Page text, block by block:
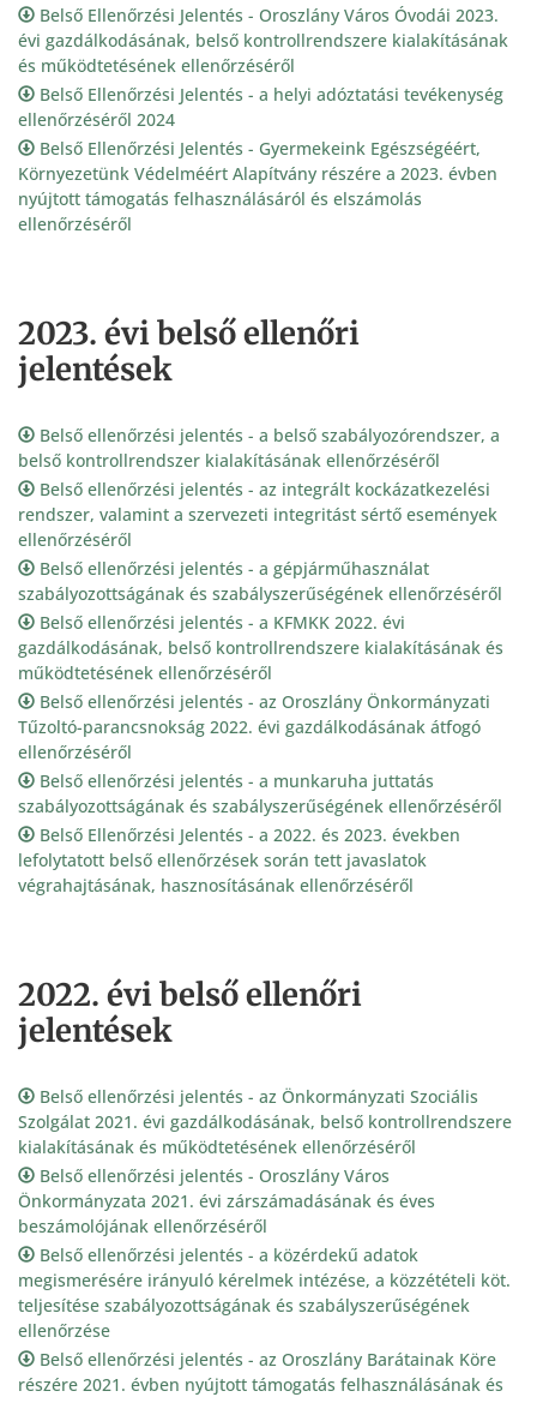
Belső Ellenőrzési Jelentés - Oroszlány Város Óvodái 2023.
évi gazdálkodásának, belső kontrollrendszere kialakításának
és működtetésének ellenőrzéséről
Belső Ellenőrzési Jelentés - a helyi adóztatási tevékenység
ellenőrzéséről 2024
Belső Ellenőrzési Jelentés - Gyermekeink Egészségéért,
Környezetünk Védelméért Alapítvány részére a 2023. évben
nyújtott támogatás felhasználásáról és elszámolás
ellenőrzéséről
2023. évi belső ellenőri
jelentések
Belső ellenőrzési jelentés - a belső szabályozórendszer, a
belső kontrollrendszer kialakításának ellenőrzéséről
Belső ellenőrzési jelentés - az integrált kockázatkezelési
rendszer, valamint a szervezeti integritást sértő események
ellenőrzéséről
Belső ellenőrzési jelentés - a gépjárműhasználat
szabályozottságának és szabályszerűségének ellenőrzéséről
Belső ellenőrzési jelentés - a KFMKK 2022. évi
gazdálkodásának, belső kontrollrendszere kialakításának és
működtetésének ellenőrzéséről
Belső ellenőrzési jelentés - az Oroszlány Önkormányzati
Tűzoltó-parancsnokság 2022. évi gazdálkodásának átfogó
ellenőrzéséről
Belső ellenőrzési jelentés - a munkaruha juttatás
szabályozottságának és szabályszerűségének ellenőrzéséről
Belső Ellenőrzési Jelentés - a 2022. és 2023. években
lefolytatott belső ellenőrzések során tett javaslatok
végrahajtásának, hasznosításának ellenőrzéséről
2022. évi belső ellenőri
jelentések
Belső ellenőrzési jelentés - az Önkormányzati Szociális
Szolgálat 2021. évi gazdálkodásának, belső kontrollrendszere
kialakításának és működtetésének ellenőrzéséről
Belső ellenőrzési jelentés - Oroszlány Város
Önkormányzata 2021. évi zárszámadásának és éves
beszámolójának ellenőrzéséről
Belső ellenőrzési jelentés - a közérdekű adatok
megismerésére irányuló kérelmek intézése, a közzétételi köt.
teljesítése szabályozottságának és szabályszerűségének
ellenőrzése
Belső ellenőrzési jelentés - az Oroszlány Barátainak Köre
részére 2021. évben nyújtott támogatás felhasználásának és